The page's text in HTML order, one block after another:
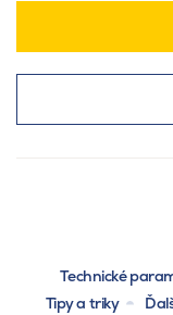
Technické
Tipy a triky